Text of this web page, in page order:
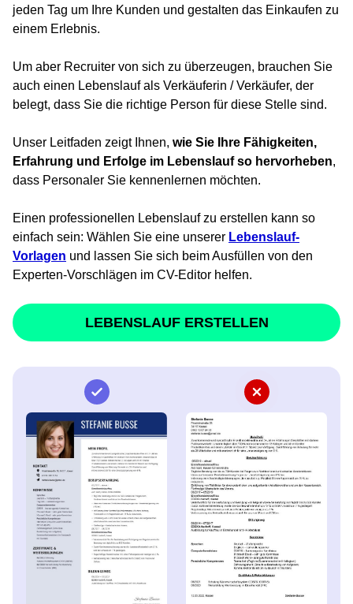
jeden Tag um Ihre Kunden und gestalten das Einkaufen zu
einem Erlebnis.
Um aber Recruiter von sich zu überzeugen, brauchen Sie
auch einen Lebenslauf als Verkäuferin / Verkäufer, der
belegt, dass Sie die richtige Person für diese Stelle sind.
Unser Leitfaden zeigt Ihnen, wie Sie Ihre Fähigkeiten,
Erfahrung und Erfolge im Lebenslauf so hervorheben,
dass Personaler Sie kennenlernen möchten.
Einen professionellen Lebenslauf zu erstellen kann so
einfach sein: Wählen Sie eine unserer Lebenslauf-
Vorlagen und lassen Sie sich beim Ausfüllen von den
Experten-Vorschlägen im CV-Editor helfen.
LEBENSLAUF ERSTELLEN